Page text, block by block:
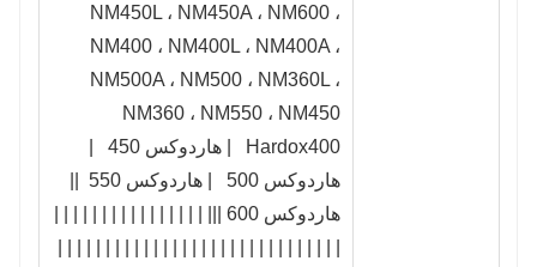
NM450L ، NM450A ، NM600 ،
NM400 ، NM400L ، NM400A ،
NM500A ، NM500 ، NM360L ،
NM360 ، NM550 ، NM450
Hardox400 | هاردوكس 450 |
هاردوكس 500 | هاردوكس 550 ||
هاردوكس 600 ||| | | | | | | | | | | | | | | | |